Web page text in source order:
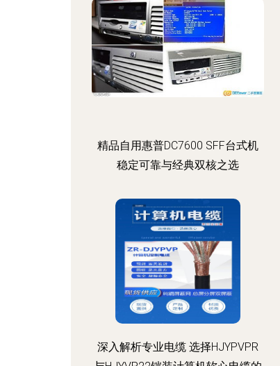
精品自用惠普DC7600 SFF台式机
稳定可靠与经典双核之选
深入解析专业电缆 选择HJYPVPR